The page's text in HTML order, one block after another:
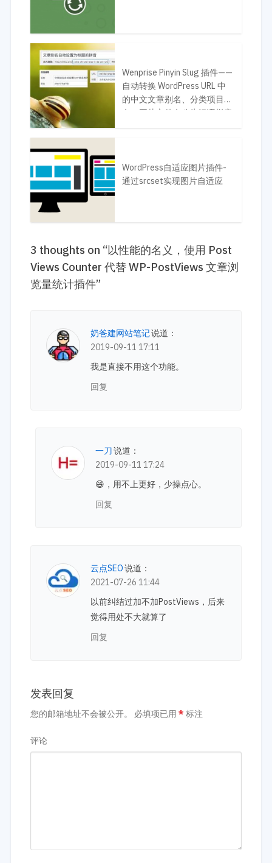
Wenprise Pinyin Slug 插件——
自动转换 WordPress URL 中
的中文文章别名、分类项目别
名、图片文件名称为汉语拼音
WordPress自适应图片插件-
通过srcset实现图片自适应
3 thoughts on “以性能的名义，使用 Post
Views Counter 代替 WP-PostViews 文章浏
览量统计插件”
奶爸建网站笔记说道：
2019-09-11 17:11
我是直接不用这个功能。
回复
一刀说道：
2019-09-11 17:24
😄，用不上更好，少操点心。
回复
云点SEO说道：
2021-07-26 11:44
以前纠结过加不加PostViews，后来
觉得用处不大就算了
回复
发表回复
您的邮箱地址不会被公开。 必填项已用 * 标注
评论